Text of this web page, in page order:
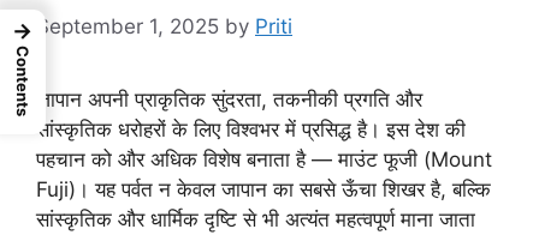
September 1, 2025 by Priti
जापान अपनी प्राकृतिक सुंदरता, तकनीकी प्रगति और
सांस्कृतिक धरोहरों के लिए विश्वभर में प्रसिद्ध है। इस देश की
पहचान को और अधिक विशेष बनाता है — माउंट फूजी (Mount
Fuji)। यह पर्वत न केवल जापान का सबसे ऊँचा शिखर है, बल्कि
सांस्कृतिक और धार्मिक दृष्टि से भी अत्यंत महत्वपूर्ण माना जाता
→
Contents